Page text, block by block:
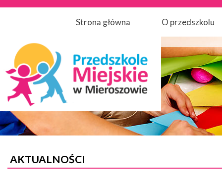
Strona główna O przedszkolu
AKTUALNOŚCI